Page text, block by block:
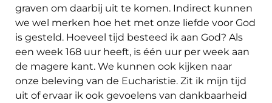
graven om daarbij uit te komen. Indirect kunnen
we wel merken hoe het met onze liefde voor God
is gesteld. Hoeveel tijd besteed ik aan God? Als
een week 168 uur heeft, is één uur per week aan
de magere kant. We kunnen ook kijken naar
onze beleving van de Eucharistie. Zit ik mijn tijd
uit of ervaar ik ook gevoelens van dankbaarheid